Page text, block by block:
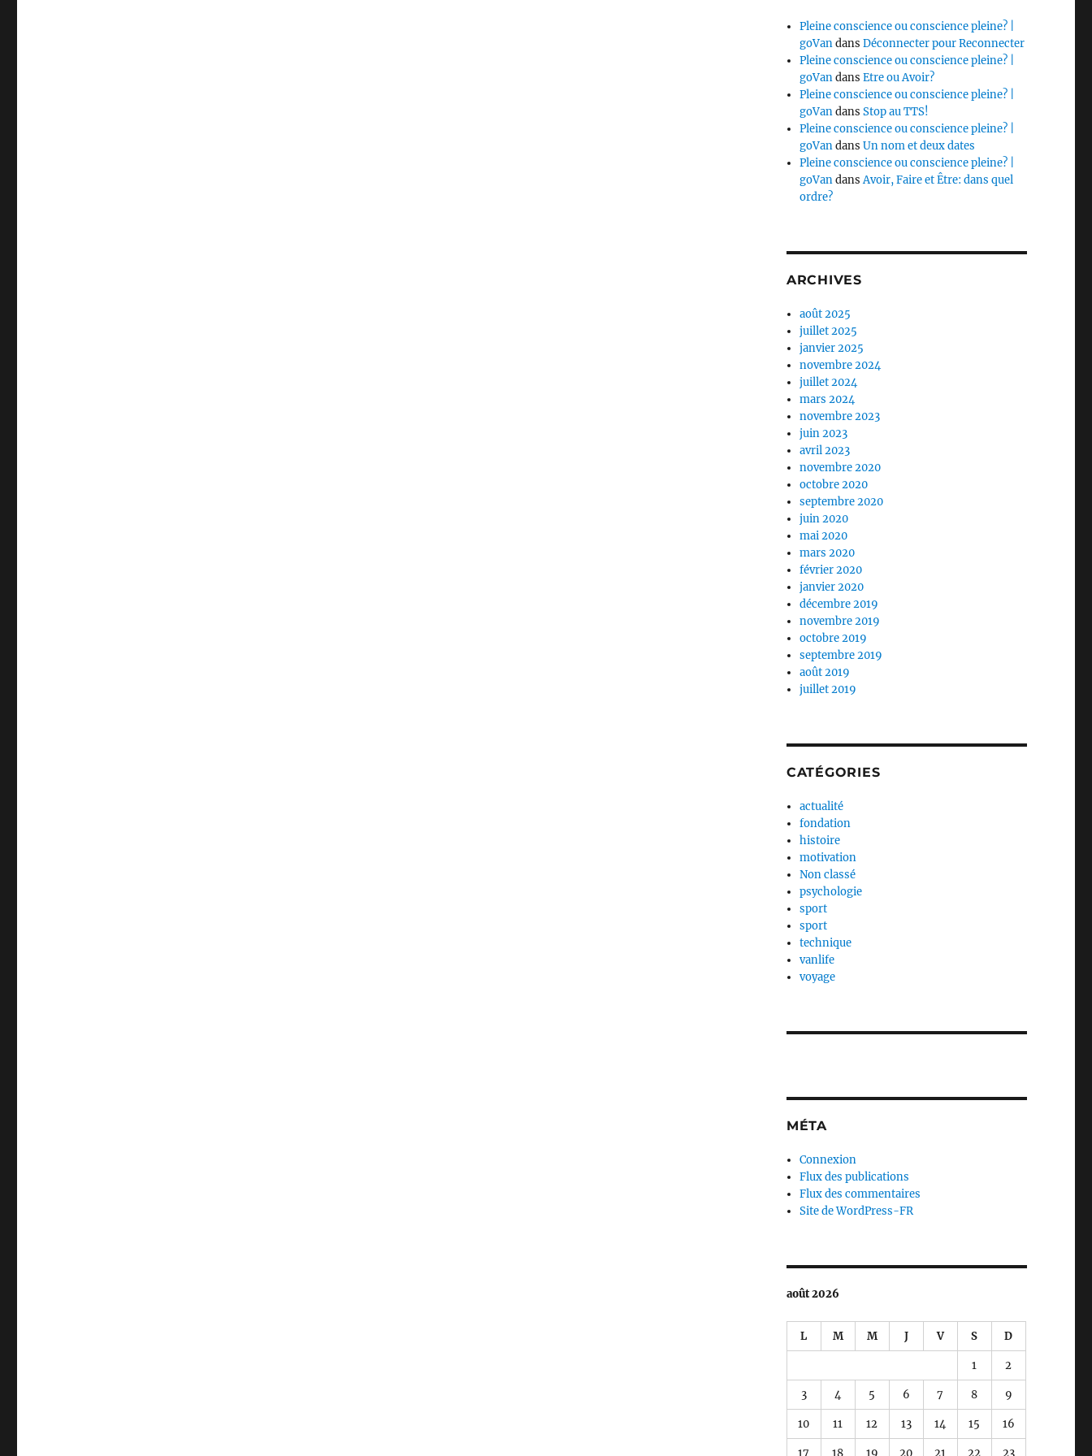
Pleine conscience ou conscience pleine? |
goVandansDéconnecter pour Reconnecter
Pleine conscience ou conscience pleine? |
goVandansEtre ou Avoir?
Pleine conscience ou conscience pleine? |
goVandansStop au TTS!
Pleine conscience ou conscience pleine? |
goVandansUn nom et deux dates
Pleine conscience ou conscience pleine? |
goVandansAvoir, Faire et Être: dans quel
ordre?
ARCHIVES
août 2025
juillet 2025
janvier 2025
novembre 2024
juillet 2024
mars 2024
novembre 2023
juin 2023
avril 2023
novembre 2020
octobre 2020
septembre 2020
juin 2020
mai 2020
mars 2020
février 2020
janvier 2020
décembre 2019
novembre 2019
octobre 2019
septembre 2019
août 2019
juillet 2019
CATÉGORIES
actualité
fondation
histoire
motivation
Non classé
psychologie
sport
sport
technique
vanlife
voyage
MÉTA
Connexion
Flux des publications
Flux des commentaires
Site de WordPress-FR
août 2026
L M M J V S D
1 2
3 4 5 6 7 8 9
10 11 12 13 14 15 16
17 18 19 20 21 22 23